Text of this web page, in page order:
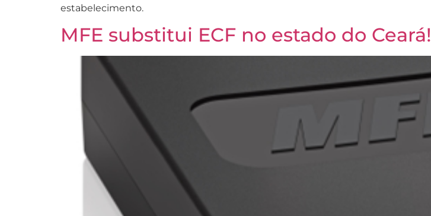
estabelecimento.
MFE substitui ECF no estado do Ceará!